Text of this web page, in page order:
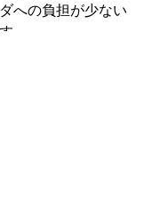
への負担が少ない
。